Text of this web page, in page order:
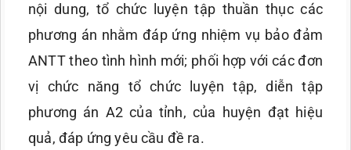
nội dung, tổ chức luyện tập thuần thục các
phương án nhằm đáp ứng nhiệm vụ bảo đảm
ANTT theo tình hình mới; phối hợp với các đơn
vị chức năng tổ chức luyện tập, diễn tập
phương án A2 của tỉnh, của huyện đạt hiệu
quả, đáp ứng yêu cầu đề ra.